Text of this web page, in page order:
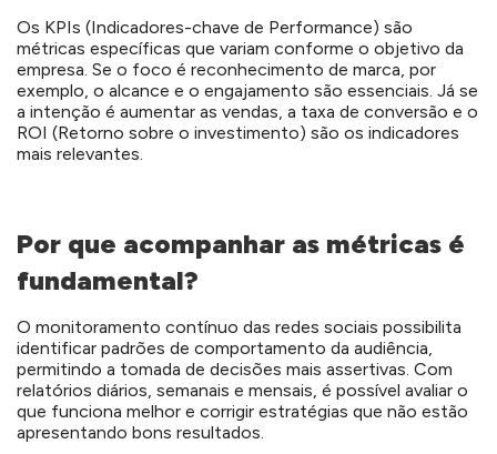
Os KPIs (Indicadores-chave de Performance) são
métricas específicas que variam conforme o objetivo da
empresa. Se o foco é reconhecimento de marca, por
exemplo, o alcance e o engajamento são essenciais. Já se
a intenção é aumentar as vendas, a taxa de conversão e o
ROI (Retorno sobre o investimento) são os indicadores
mais relevantes.
Por que acompanhar as métricas é
fundamental?
O monitoramento contínuo das redes sociais possibilita
identificar padrões de comportamento da audiência,
permitindo a tomada de decisões mais assertivas. Com
relatórios diários, semanais e mensais, é possível avaliar o
que funciona melhor e corrigir estratégias que não estão
apresentando bons resultados.